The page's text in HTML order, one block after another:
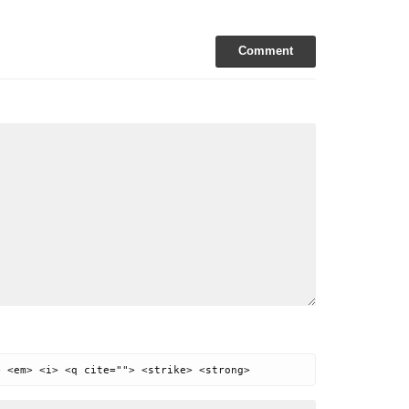
Comment
<i> <q cite=""> <strike> <strong>